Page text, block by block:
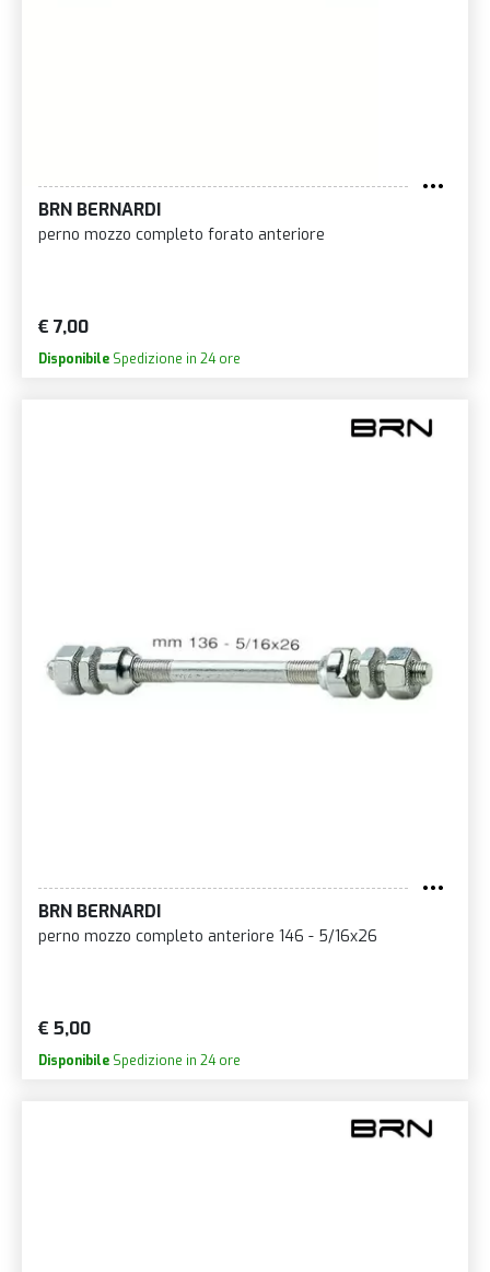
BRN BERNARDI
perno mozzo completo forato anteriore
€ 7,00
Disponibile Spedizione in 24 ore
BRN BERNARDI
perno mozzo completo anteriore 146 - 5/16x26
€ 5,00
Disponibile Spedizione in 24 ore